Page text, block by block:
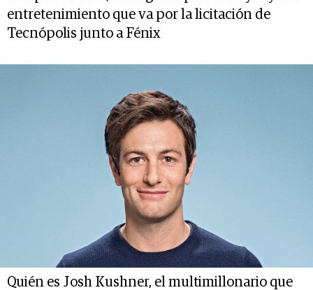
entretenimiento que va por la licitación de
Tecnópolis junto a Fénix
Quién es Josh Kushner, el multimillonario que